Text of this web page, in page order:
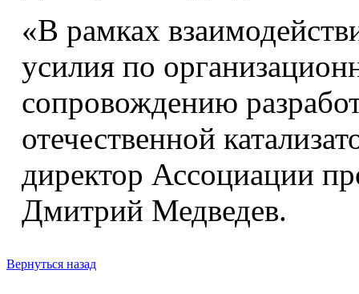
«В рамках
усилия по
сопровождению
отечественной
директор Ассоциации
Дмитрий Медведев.
Вернуться назад